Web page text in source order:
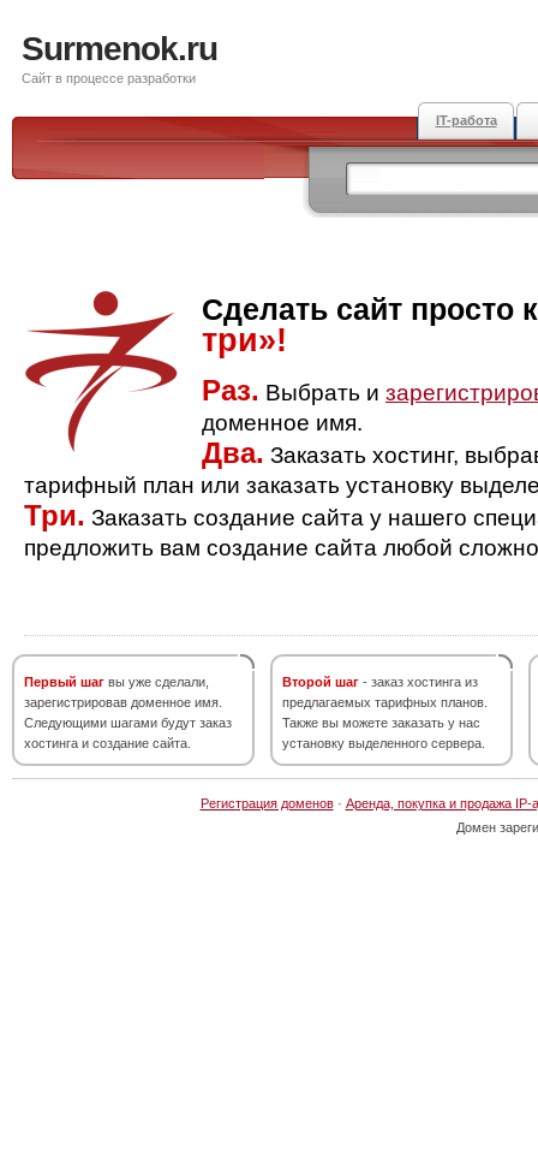
Surmenok.ru
Сайт в процессе разработки
IT-работа
Сделать сайт просто
три»!
Раз. Выбрать и
доменное имя.
Два. Заказать хостинг,
тарифный план или заказать установку
Три. Заказать создание сайта у нашего
предложить вам создание сайта любой
Первый шаг вы уже сделали,
зарегистрировав доменное имя.
Следующими шагами будут заказ
хостинга и создание сайта.
Второй шаг - заказ хостинга из
предлагаемых тарифных планов.
Также вы можете заказать у нас
установку выделенного сервера.
Регистрация доменов· Аренда, покупка и продажа IP-
Домен